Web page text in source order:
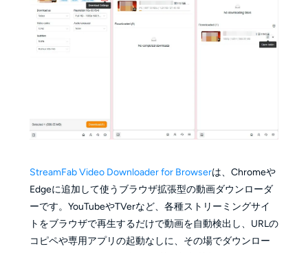
StreamFab Video Downloader for Browserは、Chromeや
Edgeに追加して使うブラウザ拡張型の動画ダウンローダ
ーです。YouTubeやTVerなど、各種ストリーミングサイ
トをブラウザで再生するだけで動画を自動検出し、URLの
コピペや専用アプリの起動なしに、その場でダウンロー